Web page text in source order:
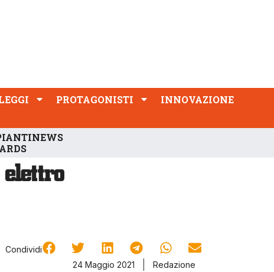
PROTAGONISTI
INNOVAZIONE
Condividi
24 Maggio 2021
Redazione